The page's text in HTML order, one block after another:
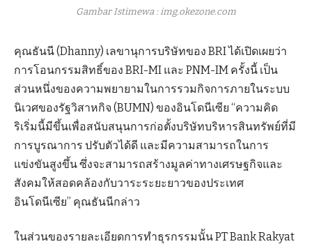
Gambar Istimewa : img.okezone.com
คุณธันนี (Dhanny) เลขานุการบริษัทของ BRI ได้เปิดเผยว่า
การโอนกรรมสิทธิ์ของ BRI-MI และ PNM-IM ครั้งนี้ เป็น
ส่วนหนึ่งของความพยายามในการรวมกิจการภายในระบบ
นิเวศของรัฐวิสาหกิจ (BUMN) ของอินโดนีเซีย “ความคิด
ริเริ่มนี้มีขึ้นเพื่อสนับสนุนการก่อตั้งบริษัทบริหารสินทรัพย์ที่มี
การบูรณาการ ปรับตัวได้ดี และมีความสามารถในการ
แข่งขันสูงขึ้น ซึ่งจะสามารถสร้างมูลค่าทางเศรษฐกิจและ
สังคมให้สอดคล้องกับวาระระยะยาวของประเทศ
อินโดนีเซีย” คุณธันนีกล่าว
ในส่วนของรายละเอียดการทำธุรกรรมนั้น PT Bank Rakyat